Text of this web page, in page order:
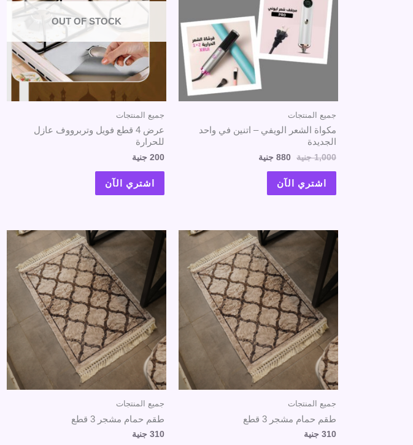
الجديدة
جميع المنتجات
مكواة الشعر الويفي – اتنين في واحد
الجديدة
1,000 جنية 880 جنية
اشتري الآن
OUT OF STOCK
جميع المنتجات
عرض 4 قطع فويل وتربرووف عازل
للحرارة
200 جنية
اشتري الآن
جميع المنتجات
طقم حمام مشجر 3 قطع
310 جنية
جميع المنتجات
طقم حمام مشجر 3 قطع
310 جنية